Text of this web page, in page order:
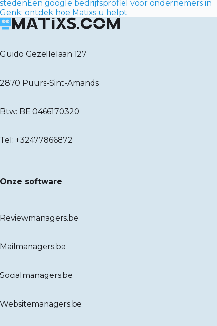
stedenEen google bedrijfsprofiel voor ondernemers in
Genk: ontdek hoe Matixs u helpt
Guido Gezellelaan 127
2870 Puurs-Sint-Amands
Btw: BE 0466170320
Tel: +32477866872
Onze software
Reviewmanagers.be
Mailmanagers.be
Socialmanagers.be
Websitemanagers.be